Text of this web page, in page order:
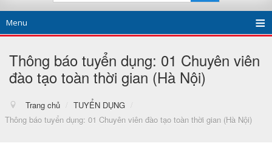
Menu
Thông báo tuyển dụng: 01 Chuyên viên
đào tạo toàn thời gian (Hà Nội)
Trang chủ / TUYỂN DỤNG
/
Thông báo tuyển dụng: 01 Chuyên viên đào tạo toàn thời gian (Hà Nội)